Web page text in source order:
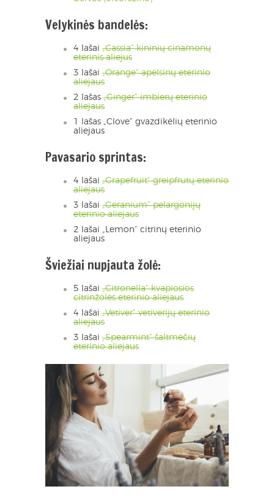
Velykinės bandelės:
4 lašai „Cassia“ kininių cinamonų
eterinis aliejus
3 lašai „Orange“ apelsinų eterinio
aliejaus
2 lašas „Ginger“ imbierų eterinio
aliejaus
1 lašas „Clove“ gvazdikėlių eterinio
aliejaus
Pavasario sprintas:
4 lašai „Grapefruit“ greipfrutų eterinio
aliejaus
3 lašai „Geranium“ pelargonijų
eterinio aliejaus
2 lašai „Lemon“ citrinų eterinio
aliejaus
Šviežiai nupjauta žolė:
5 lašai „Citronella“ kvapiosios
citrinžolės eterinio aliejaus
4 lašai „Vetiver“ vetiverijų eterinio
aliejaus
3 lašai „Spearmint“ šaltmėčių
eterinio aliejaus